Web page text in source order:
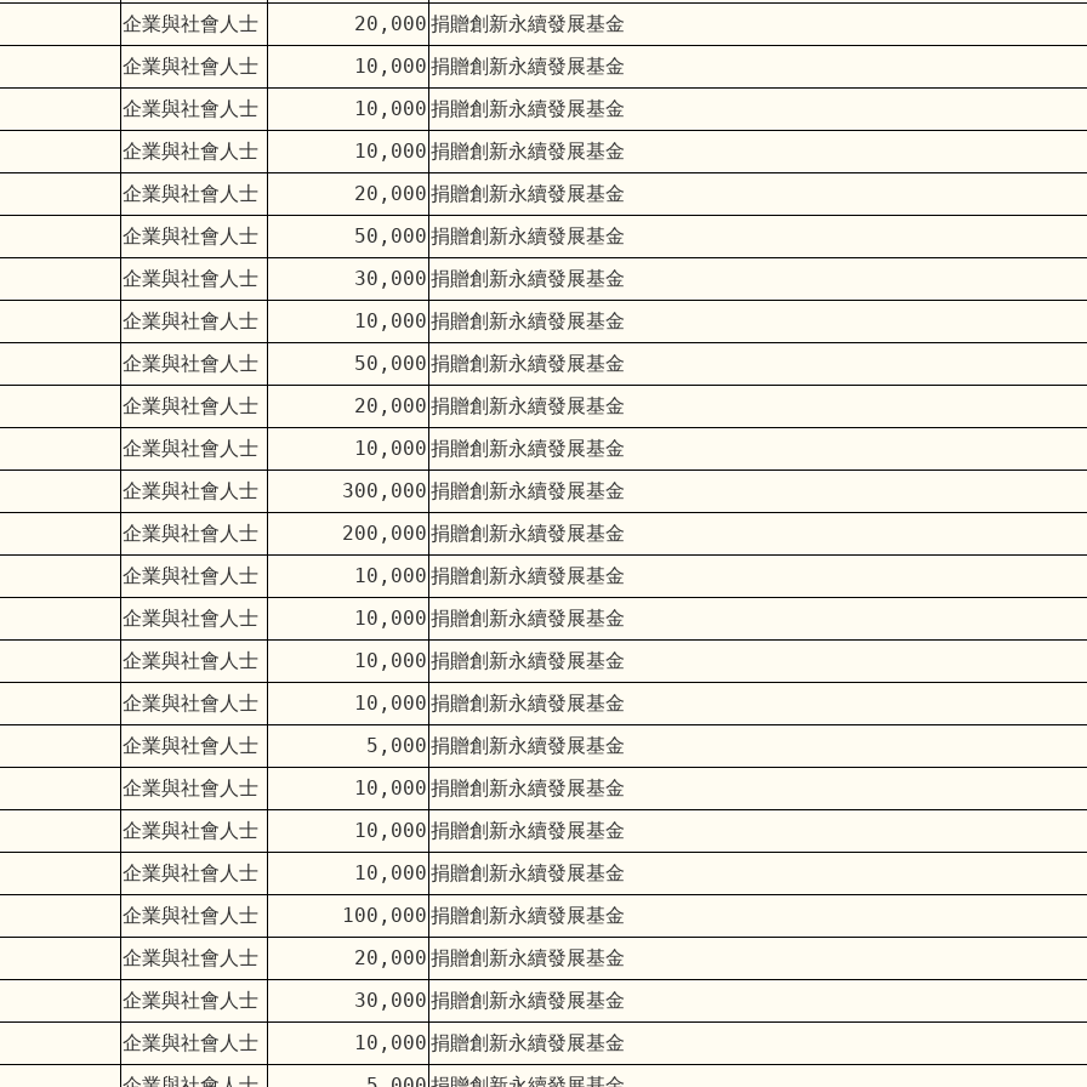
企業與社會人士 20,000 捐贈創新永續發展基金
企業與社會人士
10,000 捐贈創新永續發展基金
企業與社會人士
10,000 捐贈創新永續發展基金
企業與社會人士
10,000 捐贈創新永續發展基金
企業與社會人士
20,000 捐贈創新永續發展基金
企業與社會人士
50,000 捐贈創新永續發展基金
企業與社會人士
30,000 捐贈創新永續發展基金
企業與社會人士
10,000 捐贈創新永續發展基金
企業與社會人士
50,000 捐贈創新永續發展基金
企業與社會人士
20,000 捐贈創新永續發展基金
企業與社會人士
10,000 捐贈創新永續發展基金
企業與社會人士
300,000 捐贈創新永續發展基金
企業與社會人士
200,000 捐贈創新永續發展基金
企業與社會人士
10,000 捐贈創新永續發展基金
企業與社會人士
10,000 捐贈創新永續發展基金
企業與社會人士
10,000 捐贈創新永續發展基金
企業與社會人士
10,000 捐贈創新永續發展基金
企業與社會人士
5,000 捐贈創新永續發展基金
企業與社會人士
10,000 捐贈創新永續發展基金
企業與社會人士
10,000 捐贈創新永續發展基金
企業與社會人士
10,000 捐贈創新永續發展基金
企業與社會人士
100,000 捐贈創新永續發展基金
企業與社會人士
20,000 捐贈創新永續發展基金
企業與社會人士
30,000 捐贈創新永續發展基金
企業與社會人士
10,000 捐贈創新永續發展基金